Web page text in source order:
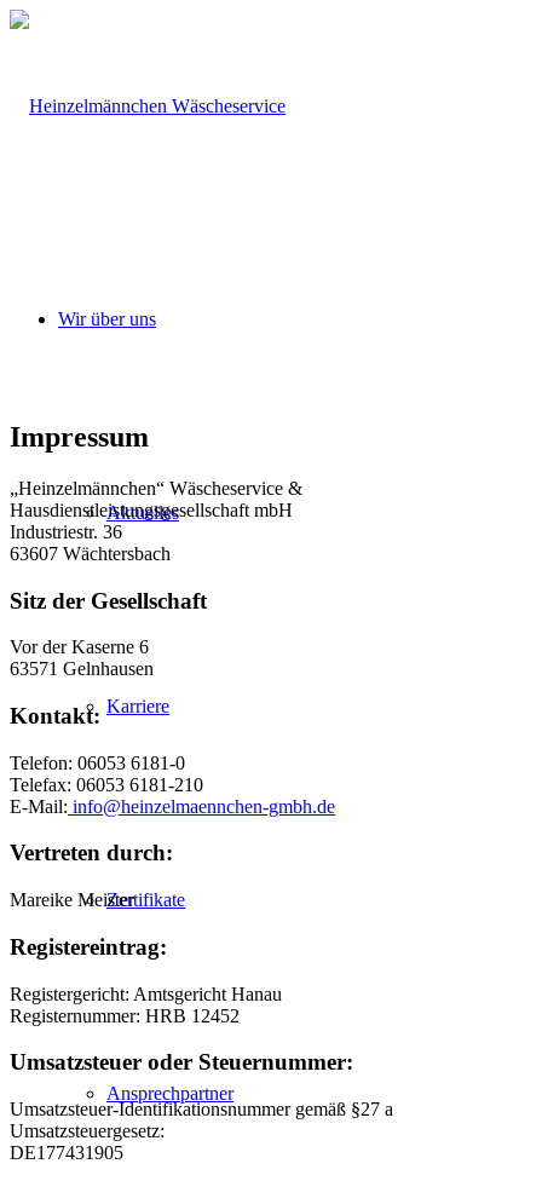
Wir über uns
Aktuelles
Karriere
Zertifikate
Ansprechpartner
Impressum
„Heinzelmännchen“ Wäscheservice &
Hausdienstleistungsgesellschaft mbH
Industriestr. 36
63607 Wächtersbach
Sitz der Gesellschaft
Vor der Kaserne 6
63571 Gelnhausen
Kontakt:
Telefon: 06053 6181-0
Telefax: 06053 6181-210
E-Mail: info@heinzelmaennchen-gmbh.de
Vertreten durch:
Mareike Meister
Registereintrag:
Registergericht: Amtsgericht Hanau
Registernummer: HRB 12452
Umsatzsteuer oder Steuernummer:
Umsatzsteuer-Identifikationsnummer gemäß §27 a
Umsatzsteuergesetz:
DE177431905